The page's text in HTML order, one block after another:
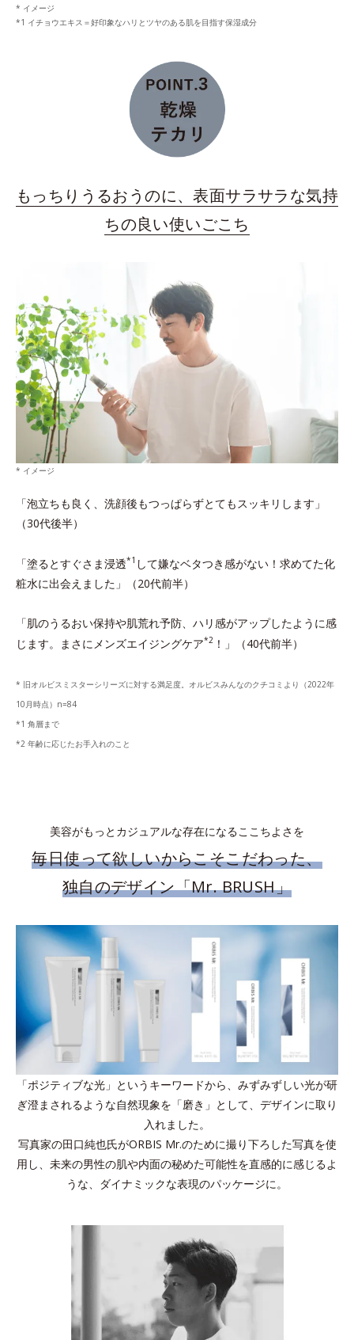
* イメージ
*1 イチョウエキス＝好印象なハリとツヤのある肌を目指す保湿成分
もっちりうるおうのに、表面サラサラな気持
ちの良い使いごこち
* イメージ
「泡立ちも良く、洗顔後もつっぱらずとてもスッキリします」
（30代後半）
「塗るとすぐさま浸透*1 して嫌なベタつき感がない！求めてた化
粧水に出会えました」（20代前半）
「肌のうるおい保持や肌荒れ予防、ハリ感がアップしたように感
じます。まさにメンズエイジングケア*2 ！」（40代前半）
* 旧オルビスミスターシリーズに対する満足度。オルビスみんなのクチコミより（2022年
10月時点）n=84
*1 角層まで
*2 年齢に応じたお手入れのこと
美容がもっとカジュアルな存在になるここちよさを
毎日使って欲しいからこそこだわった、
独自のデザイン「Mr. BRUSH」
「ポジティブな光」というキーワードから、みずみずしい光が研
ぎ澄まされるような自然現象を「磨き」として、デザインに取り
入れました。
写真家の田口純也氏がORBIS Mr.のために撮り下ろした写真を使
用し、未来の男性の肌や内面の秘めた可能性を直感的に感じるよ
うな、ダイナミックな表現のパッケージに。